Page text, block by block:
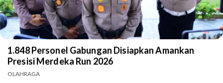
1.848 Personel Gabungan Disiapkan Amankan
Presisi Merdeka Run 2026
OLAHRAGA